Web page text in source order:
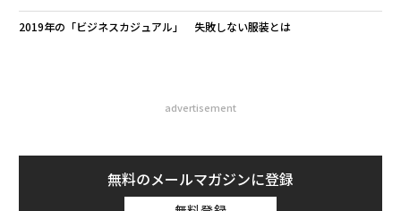
2019年の「ビジネスカジュアル」 失敗しない服装とは
advertisement
無料のメールマガジンに登録